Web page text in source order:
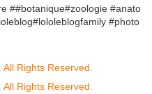
##botanique#zoologie #anato
#lololeblogfamily #photo